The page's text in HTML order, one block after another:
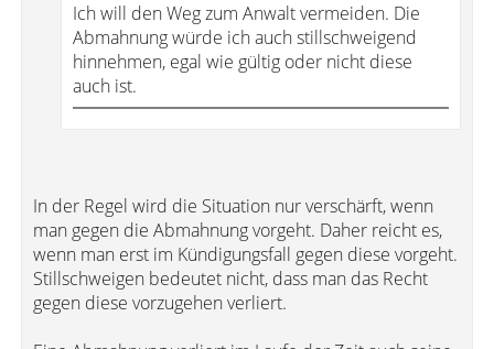
Ich will den Weg zum Anwalt vermeiden. Die
Abmahnung würde ich auch stillschweigend
hinnehmen, egal wie gültig oder nicht diese
auch ist.
In der Regel wird die Situation nur verschärft, wenn
man gegen die Abmahnung vorgeht. Daher reicht es,
wenn man erst im Kündigungsfall gegen diese vorgeht.
Stillschweigen bedeutet nicht, dass man das Recht
gegen diese vorzugehen verliert.